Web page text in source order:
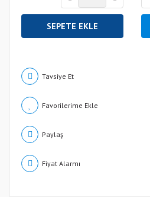
SEPETE EKLE
Tavsiye Et
Paylaş
Fiyat Alarmı